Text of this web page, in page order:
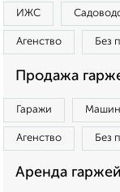
ИЖС
Агенство Без
Продажа
Гаражи
Агенство Без
Аренда